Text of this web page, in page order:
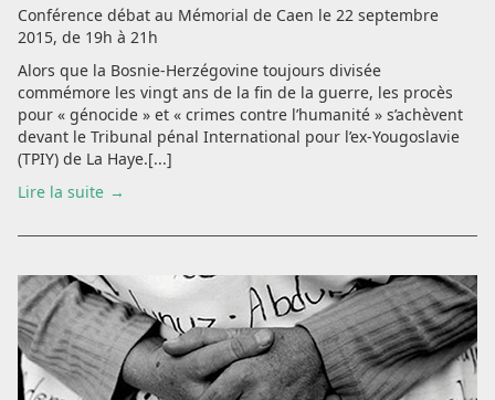
Conférence débat au Mémorial de Caen le 22 septembre
2015, de 19h à 21h
Alors que la Bosnie-Herzégovine toujours divisée
commémore les vingt ans de la fin de la guerre, les procès
pour « génocide » et « crimes contre l’humanité » s’achèvent
devant le Tribunal pénal International pour l’ex-Yougoslavie
(TPIY) de La Haye.[...]
Lire la suite